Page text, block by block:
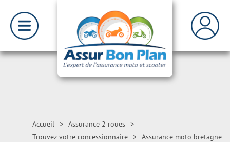
Accueil > Assurance 2 roues >
Trouvez votre concessionnaire > Assurance moto bretagne